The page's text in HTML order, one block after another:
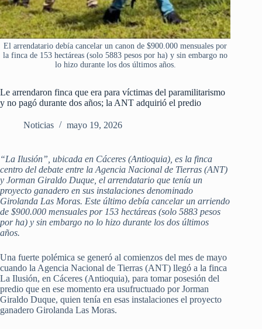
El arrendatario debía cancelar un canon de $900.000 mensuales por
la finca de 153 hectáreas (solo 5883 pesos por ha) y sin embargo no
lo hizo durante los dos últimos años.
Le arrendaron finca que era para víctimas del paramilitarismo
y no pagó durante dos años; la ANT adquirió el predio
Noticias mayo 19, 2026
“La Ilusión”, ubicada en Cáceres (Antioquia), es la finca
centro del debate entre la Agencia Nacional de Tierras (ANT)
y Jorman Giraldo Duque, el arrendatario que tenía un
proyecto ganadero en sus instalaciones denominado
Girolanda Las Moras. Este último debía cancelar un arriendo
de $900.000 mensuales por 153 hectáreas (solo 5883 pesos
por ha) y sin embargo no lo hizo durante los dos últimos
años.
Una fuerte polémica se generó al comienzos del mes de mayo
cuando la Agencia Nacional de Tierras (ANT) llegó a la finca
La Ilusión, en Cáceres (Antioquia), para tomar posesión del
predio que en ese momento era usufructuado por Jorman
Giraldo Duque, quien tenía en esas instalaciones el proyecto
ganadero Girolanda Las Moras.